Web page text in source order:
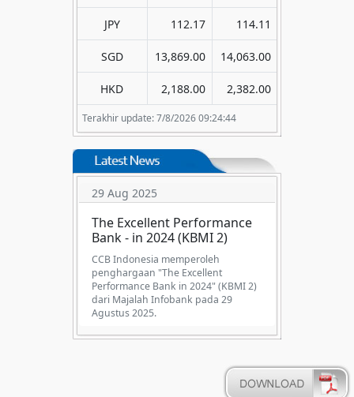
Terakhir update: 7/8/2026 09:24:44
JPY 112.17 114.11
SGD 13,869.00 14,063.00
HKD 2,188.00 2,382.00
29 Aug 2025
The Excellent Performance
Bank - in 2024 (KBMI 2)
CCB Indonesia memperoleh
penghargaan "The Excellent
Performance Bank in 2024" (KBMI 2)
dari Majalah Infobank pada 29
Agustus 2025.